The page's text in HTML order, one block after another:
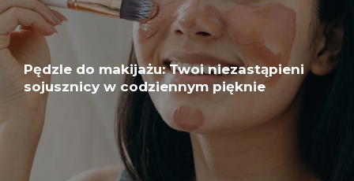
Pędzle do makijażu: Twoi niezastąpieni
sojusznicy w codziennym pięknie